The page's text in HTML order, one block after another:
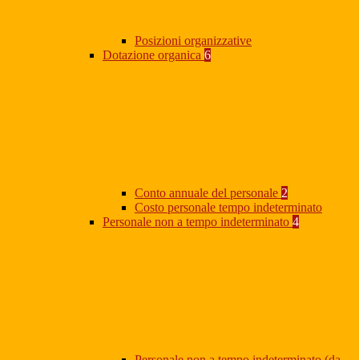
Posizioni organizzative
Dotazione organica 6
Conto annuale del personale 2
Costo personale tempo indeterminato
Personale non a tempo indeterminato 4